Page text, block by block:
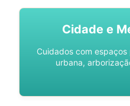
Cidade e
Cuidados com
urbana,